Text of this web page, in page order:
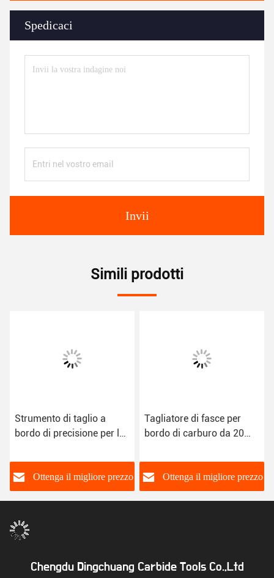
Spedicaci
Invii
Simili prodotti
Strumento di taglio a
bordo di precisione per la
Ottenga il migliore prezzo
Tagliatore di fasce per
bordo di carburo da 20
lavorazione del legno
Ottenga il migliore prezzo
Chengdu Dingchuang Carbide Tools Co.,Ltd